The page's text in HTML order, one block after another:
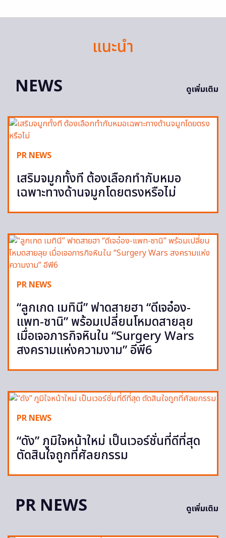
แนะนำ
NEWS
ดูเพิ่มเติม
PR NEWS
เสริมจมูกทั้งที ต้องเลือกทำกับหมอ
เฉพาะทางด้านจมูกโดยตรงหรือไม่
PR NEWS
“ลูกเกด เมทินี” ฟาดสายฮา “ดีเจอ๋อง-
แพท-ซานิ” พร้อมเปลี่ยนโหมดสายลุย
เมื่อเจอภารกิจหินใน “Surgery Wars
สงครามแห่งความงาม” อีพี6
PR NEWS
“ดัง” ภูมิใจหน้าใหม่ เป็นเวอร์ชั่นที่ดีที่สุด
ตัดสินใจถูกที่ศัลยกรรม
PR NEWS ดูเพิ่มเติม